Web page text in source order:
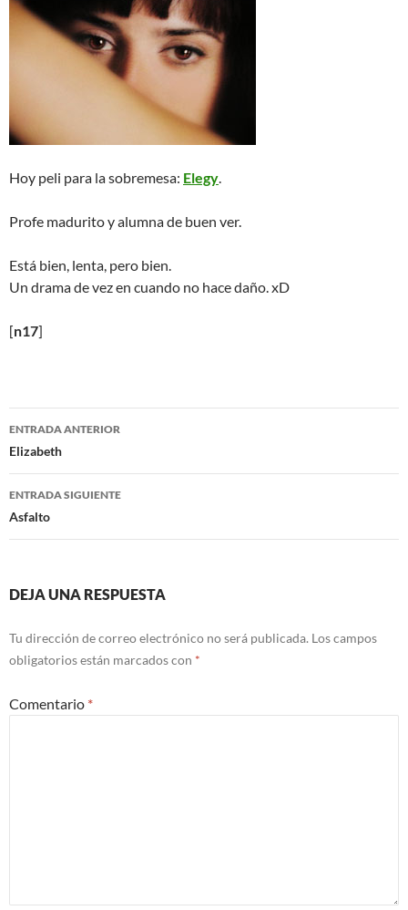
Hoy peli para la sobremesa: Elegy.
Profe madurito y alumna de buen ver.
Está bien, lenta, pero bien.
Un drama de vez en cuando no hace daño. xD
[n17]
Navegación
de
entradas
ENTRADA ANTERIOR
Elizabeth
ENTRADA SIGUIENTE
Asfalto
DEJA UNA RESPUESTA
Tu dirección de correo electrónico no será publicada. Los campos
obligatorios están marcados con *
Comentario *